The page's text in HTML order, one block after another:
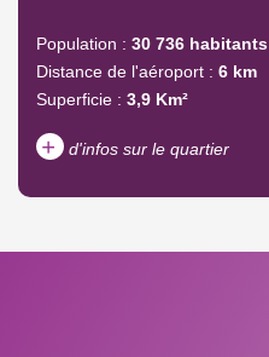
Population : 30 736 habitants
Distance de l'aéroport : 6 km
Superficie : 3,9 Km²
+ d'infos sur le quartier